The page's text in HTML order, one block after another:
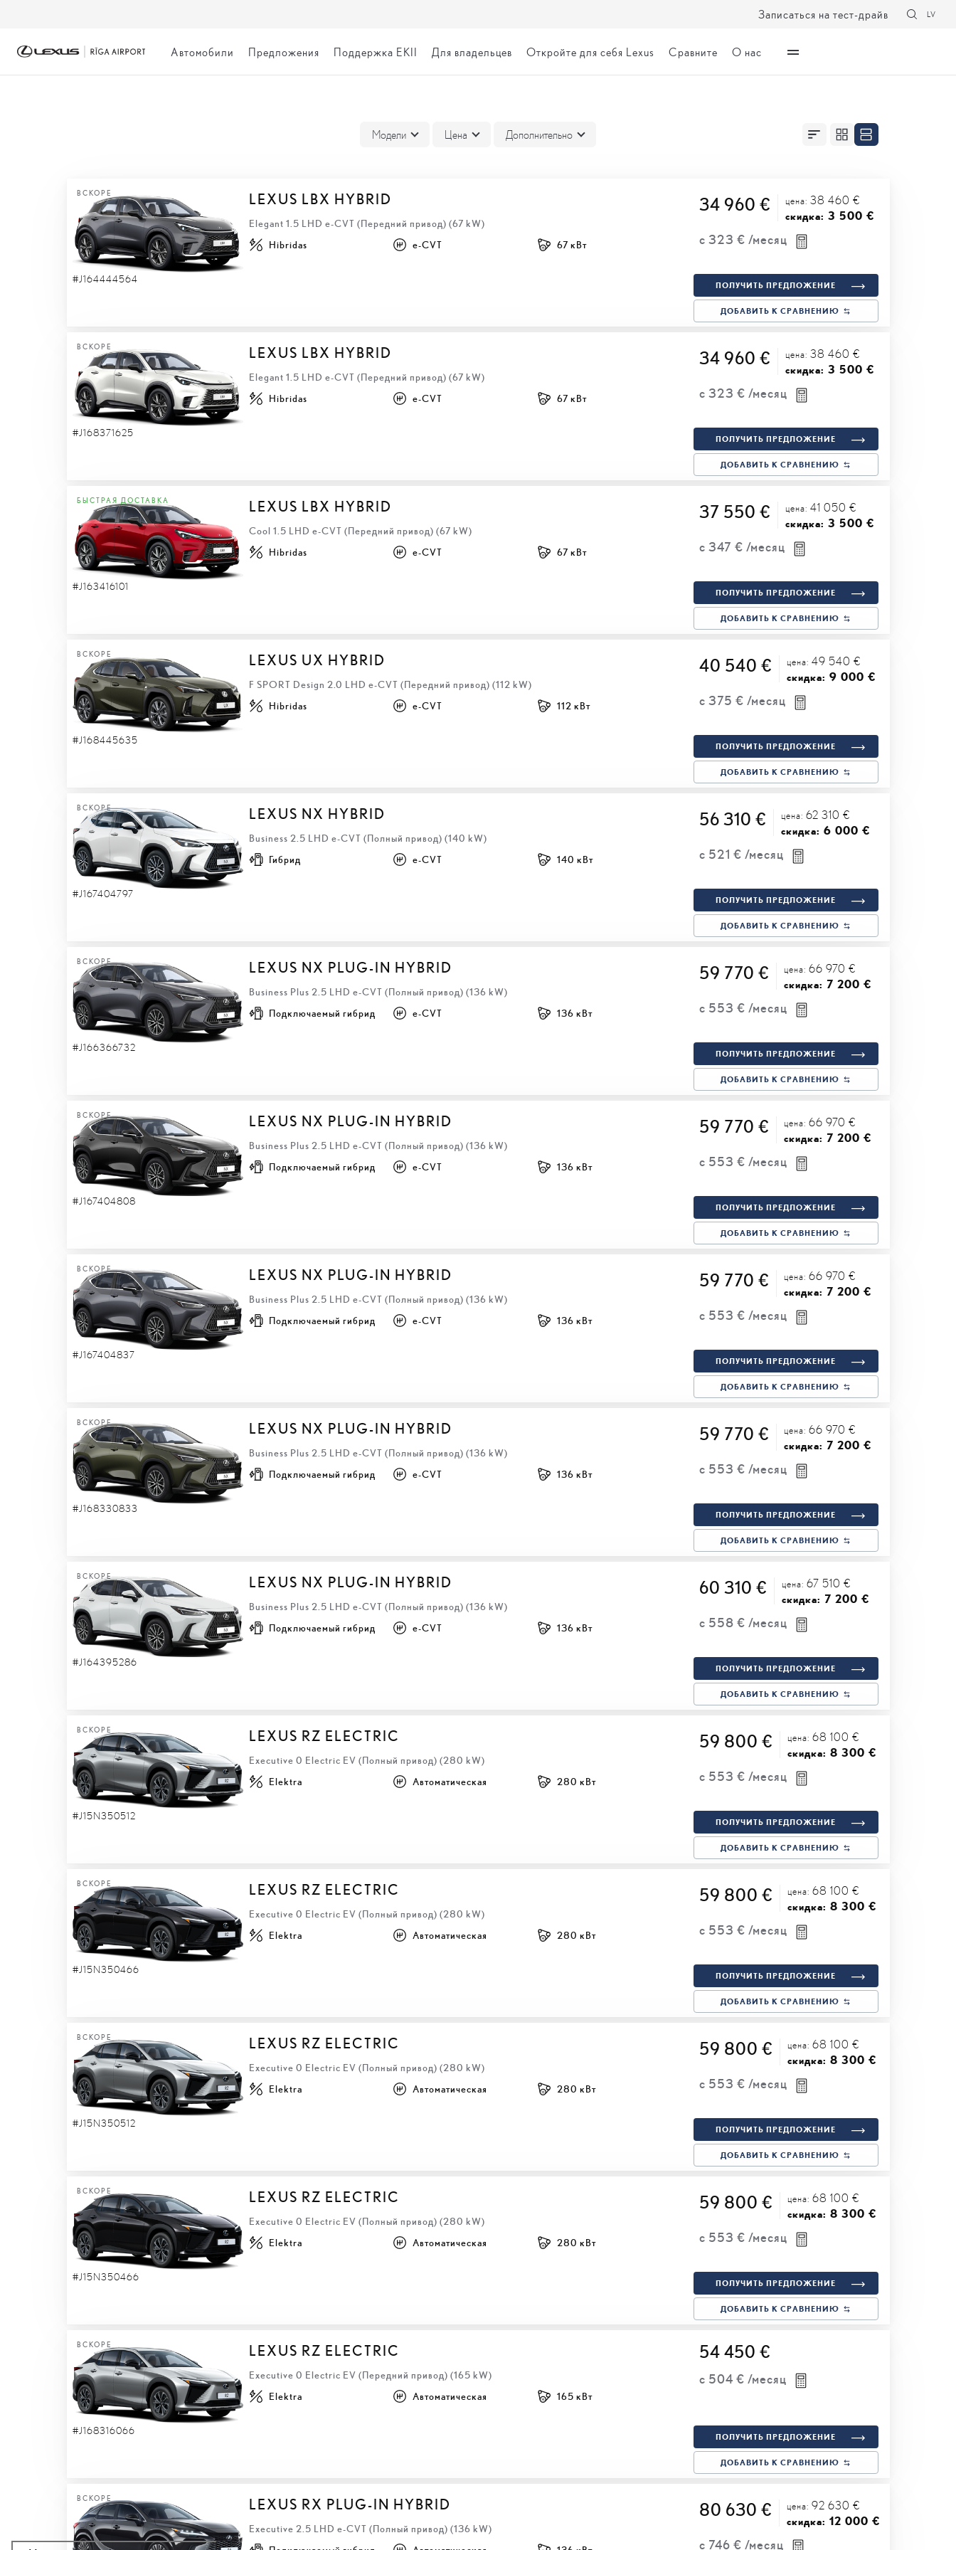
Автомобили Предложения Поддержка EKII Для владельцев Откройте для себя Lexus Сравните О нас
Записаться на тест-драйв LV
БЫСТРАЯ ДОСТАВКАМодели Цена Дополнительно
ВСКОРЕ
#J164444564
LEXUS LBX HYBRID
Elegant 1.5 LHD e-CVT (Передний привод) (67 kW)
34 960 € цена: 38 460 €
скидка: 3 500 €
с 323 € /месяц
Hibridas e-CVT 67 кВт
ПОЛУЧИТЬ ПРЕДЛОЖЕНИЕ
ДОБАВИТЬ К СРАВНЕНИЮ
ВСКОРЕ
#J168371625
LEXUS LBX HYBRID
Elegant 1.5 LHD e-CVT (Передний привод) (67 kW)
34 960 € цена: 38 460 €
скидка: 3 500 €
с 323 € /месяц
Hibridas e-CVT 67 кВт
ПОЛУЧИТЬ ПРЕДЛОЖЕНИЕ
ДОБАВИТЬ К СРАВНЕНИЮ
БЫСТРАЯ ДОСТАВКА
#J163416101
LEXUS LBX HYBRID
Cool 1.5 LHD e-CVT (Передний привод) (67 kW)
37 550 € цена: 41 050 €
скидка: 3 500 €
с 347 € /месяц
Hibridas e-CVT 67 кВт
ПОЛУЧИТЬ ПРЕДЛОЖЕНИЕ
ДОБАВИТЬ К СРАВНЕНИЮ
ВСКОРЕ
#J168445635
LEXUS UX HYBRID
F SPORT Design 2.0 LHD e-CVT (Передний привод) (112 kW)
40 540 € цена: 49 540 €
скидка: 9 000 €
с 375 € /месяц
Hibridas e-CVT 112 кВт
ПОЛУЧИТЬ ПРЕДЛОЖЕНИЕ
ДОБАВИТЬ К СРАВНЕНИЮ
ВСКОРЕ
#J167404797
LEXUS NX HYBRID
Business 2.5 LHD e-CVT (Полный привод) (140 kW)
56 310 € цена: 62 310 €
скидка: 6 000 €
с 521 € /месяц
Гибрид e-CVT 140 кВт
ПОЛУЧИТЬ ПРЕДЛОЖЕНИЕ
ДОБАВИТЬ К СРАВНЕНИЮ
ВСКОРЕ
#J166366732
LEXUS NX PLUG-IN HYBRID
Business Plus 2.5 LHD e-CVT (Полный привод) (136 kW)
59 770 € цена: 66 970 €
скидка: 7 200 €
с 553 € /месяц
Подключаемый гибрид e-CVT 136 кВт
ПОЛУЧИТЬ ПРЕДЛОЖЕНИЕ
ДОБАВИТЬ К СРАВНЕНИЮ
ВСКОРЕ
#J167404808
LEXUS NX PLUG-IN HYBRID
Business Plus 2.5 LHD e-CVT (Полный привод) (136 kW)
59 770 € цена: 66 970 €
скидка: 7 200 €
с 553 € /месяц
Подключаемый гибрид e-CVT 136 кВт
ПОЛУЧИТЬ ПРЕДЛОЖЕНИЕ
ДОБАВИТЬ К СРАВНЕНИЮ
ВСКОРЕ
#J167404837
LEXUS NX PLUG-IN HYBRID
Business Plus 2.5 LHD e-CVT (Полный привод) (136 kW)
59 770 € цена: 66 970 €
скидка: 7 200 €
с 553 € /месяц
Подключаемый гибрид e-CVT 136 кВт
ПОЛУЧИТЬ ПРЕДЛОЖЕНИЕ
ДОБАВИТЬ К СРАВНЕНИЮ
ВСКОРЕ
#J168330833
LEXUS NX PLUG-IN HYBRID
Business Plus 2.5 LHD e-CVT (Полный привод) (136 kW)
59 770 € цена: 66 970 €
скидка: 7 200 €
с 553 € /месяц
Подключаемый гибрид e-CVT 136 кВт
ПОЛУЧИТЬ ПРЕДЛОЖЕНИЕ
ДОБАВИТЬ К СРАВНЕНИЮ
ВСКОРЕ
#J164395286
LEXUS NX PLUG-IN HYBRID
Business Plus 2.5 LHD e-CVT (Полный привод) (136 kW)
60 310 € цена: 67 510 €
скидка: 7 200 €
с 558 € /месяц
Подключаемый гибрид e-CVT 136 кВт
ПОЛУЧИТЬ ПРЕДЛОЖЕНИЕ
ДОБАВИТЬ К СРАВНЕНИЮ
ВСКОРЕ
#J15N350512
LEXUS RZ ELECTRIC
Executive 0 Electric EV (Полный привод) (280 kW)
59 800 € цена: 68 100 €
скидка: 8 300 €
с 553 € /месяц
Elektra Автоматическая 280 кВт
ПОЛУЧИТЬ ПРЕДЛОЖЕНИЕ
ДОБАВИТЬ К СРАВНЕНИЮ
ВСКОРЕ
#J15N350466
LEXUS RZ ELECTRIC
Executive 0 Electric EV (Полный привод) (280 kW)
59 800 € цена: 68 100 €
скидка: 8 300 €
с 553 € /месяц
Elektra Автоматическая 280 кВт
ПОЛУЧИТЬ ПРЕДЛОЖЕНИЕ
ДОБАВИТЬ К СРАВНЕНИЮ
ВСКОРЕ
#J15N350512
LEXUS RZ ELECTRIC
Executive 0 Electric EV (Полный привод) (280 kW)
59 800 € цена: 68 100 €
скидка: 8 300 €
с 553 € /месяц
Elektra Автоматическая 280 кВт
ПОЛУЧИТЬ ПРЕДЛОЖЕНИЕ
ДОБАВИТЬ К СРАВНЕНИЮ
ВСКОРЕ
#J15N350466
LEXUS RZ ELECTRIC
Executive 0 Electric EV (Полный привод) (280 kW)
59 800 € цена: 68 100 €
скидка: 8 300 €
с 553 € /месяц
Elektra Автоматическая 280 кВт
ПОЛУЧИТЬ ПРЕДЛОЖЕНИЕ
ДОБАВИТЬ К СРАВНЕНИЮ
ВСКОРЕ
#J168316066
LEXUS RZ ELECTRIC
Executive 0 Electric EV (Передний привод) (165 kW)
54 450 €
с 504 € /месяц
Elektra Автоматическая 165 кВт
ПОЛУЧИТЬ ПРЕДЛОЖЕНИЕ
ДОБАВИТЬ К СРАВНЕНИЮ
ВСКОРЕ LEXUS RX PLUG-IN HYBRID
Executive 2.5 LHD e-CVT (Полный привод) (136 kW)
80 630 € цена: 92 630 €
скидка: 12 000 €
с 746 € /месяц